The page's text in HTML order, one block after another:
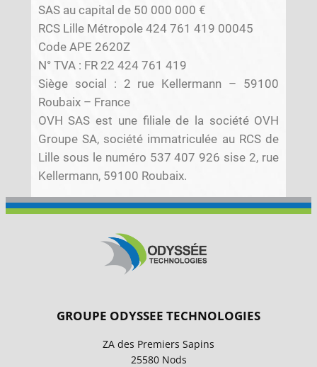
SAS au capital de 50 000 000 €
RCS Lille Métropole 424 761 419 00045
Code APE 2620Z
N° TVA : FR 22 424 761 419
Siège social : 2 rue Kellermann – 59100
Roubaix – France
OVH SAS est une filiale de la société OVH
Groupe SA, société immatriculée au RCS de
Lille sous le numéro 537 407 926 sise 2, rue
Kellermann, 59100 Roubaix.
–
–
–
GROUPE ODYSSEE TECHNOLOGIES
ZA des Premiers Sapins
25580 Nods